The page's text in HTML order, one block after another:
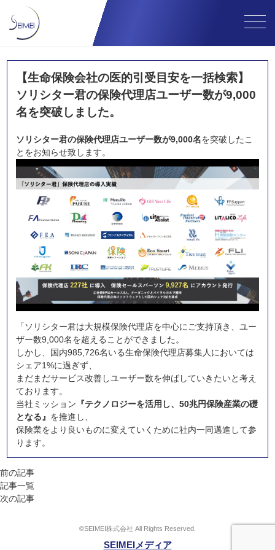
【生命保険会社の医的引受目安を一括検索】
ソリシター君の保険代理店ユーザー数が9,000
名を突破しました。
ソリシター君の保険代理店ユーザー数が9,000名を突破したこ
とをお知らせ致します。
「ソリシター君は大規模保険代理店を中心にご支持頂き、ユー
ザー数9,000名を超えることができました。
しかし、国内985,726名いる生命保険代理店募集人においては
シェア1%に過ぎず、
まだまだサービス改善しユーザー数を伸ばしていきたいと考え
ております。
当社ミッション 『テクノロジーを活用し、50兆円保険産業の礎
となる』 を推進し、
保険業をより良いものに変えていくために社内一同邁進して参
ります。
前の記事
記事一覧
次の記事
©SEIMEI株式会社 All Rights Reserved.
SEIMEIメディア